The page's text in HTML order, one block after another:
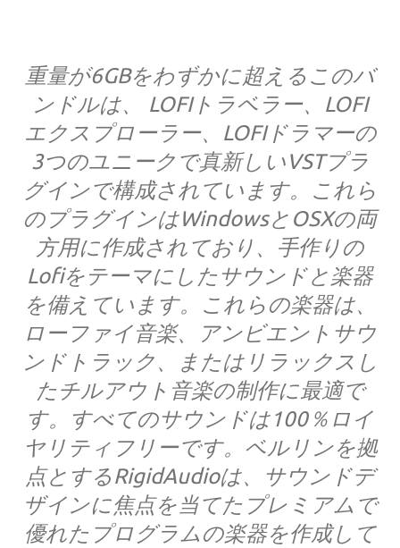
重量が6GBをわずかに超えるこのバ
ンドルは、 LOFIトラベラー、LOFI
エクスプローラー、LOFIドラマーの
3つのユニークで真新しいVSTプラ
グインで構成されています。これら
のプラグインはWindowsとOSXの両
方用に作成されており、手作りの
Lofiをテーマにしたサウンドと楽器
を備えています。これらの楽器は、
ローファイ音楽、アンビエントサウ
ンドトラック、またはリラックスし
たチルアウト音楽の制作に最適で
す。すべてのサウンドは100％ロイ
ヤリティフリーです。ベルリンを拠
点とするRigidAudioは、サウンドデ
ザインに焦点を当てたプレミアムで
優れたプログラムの楽器を作成して